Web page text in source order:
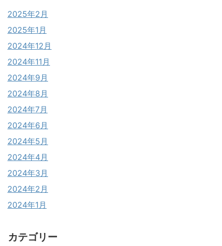
2025年2月
2025年1月
2024年12月
2024年11月
2024年9月
2024年8月
2024年7月
2024年6月
2024年5月
2024年4月
2024年3月
2024年2月
2024年1月
カテゴリー